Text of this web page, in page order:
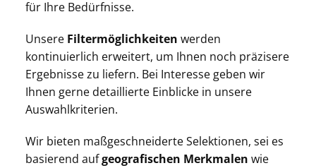
für Ihre Bedürfnisse.
Unsere Filtermöglichkeiten werden
kontinuierlich erweitert, um Ihnen noch präzisere
Ergebnisse zu liefern. Bei Interesse geben wir
Ihnen gerne detaillierte Einblicke in unsere
Auswahlkriterien.
Wir bieten maßgeschneiderte Selektionen, sei es
basierend aufgeografischen Merkmalen wie